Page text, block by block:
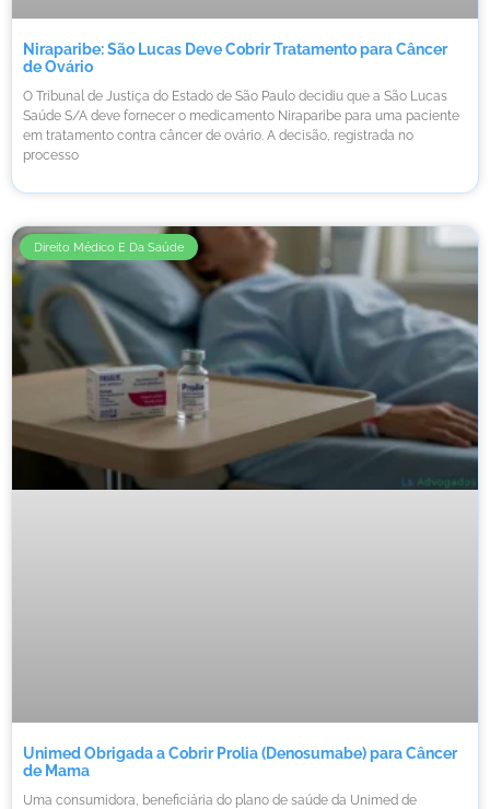
Niraparibe: São Lucas Deve Cobrir Tratamento para Câncer
de Ovário
O Tribunal de Justiça do Estado de São Paulo decidiu que a São Lucas
Saúde S/A deve fornecer o medicamento Niraparibe para uma paciente
em tratamento contra câncer de ovário. A decisão, registrada no
processo
Direito Médico E Da Saúde
Unimed Obrigada a Cobrir Prolia (Denosumabe) para Câncer
de Mama
Uma consumidora, beneficiária do plano de saúde da Unimed de